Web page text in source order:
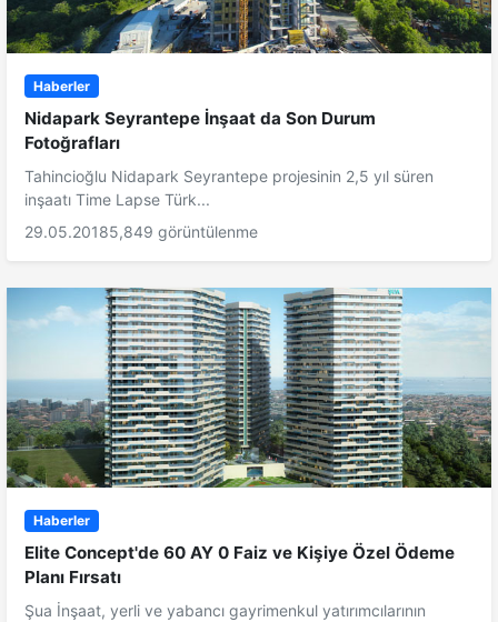
Haberler
Nidapark Seyrantepe İnşaat da Son Durum
Fotoğrafları
Tahincioğlu Nidapark Seyrantepe projesinin 2,5 yıl süren
inşaatı Time Lapse Türk...
29.05.20185,849 görüntülenme
Haberler
Elite Concept'de 60 AY 0 Faiz ve Kişiye Özel Ödeme
Planı Fırsatı
Şua İnşaat, yerli ve yabancı gayrimenkul yatırımcılarının